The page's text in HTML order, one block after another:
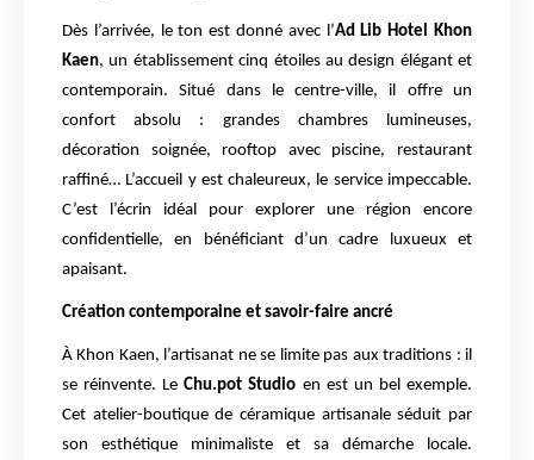
Dès l’arrivée, le ton est donné avec l’Ad Lib Hotel Khon
Kaen, un établissement cinq étoiles au design élégant et
contemporain. Situé dans le centre-ville, il offre un
confort absolu : grandes chambres lumineuses,
décoration soignée, rooftop avec piscine, restaurant
raffiné… L’accueil y est chaleureux, le service impeccable.
C’est l’écrin idéal pour explorer une région encore
confidentielle, en bénéficiant d’un cadre luxueux et
apaisant.
Création contemporaine et savoir-faire ancré
À Khon Kaen, l’artisanat ne se limite pas aux traditions : il
se réinvente. LeChu.pot Studio en est un bel exemple.
Cet atelier-boutique de céramique artisanale séduit par
son esthétique minimaliste et sa démarche locale.